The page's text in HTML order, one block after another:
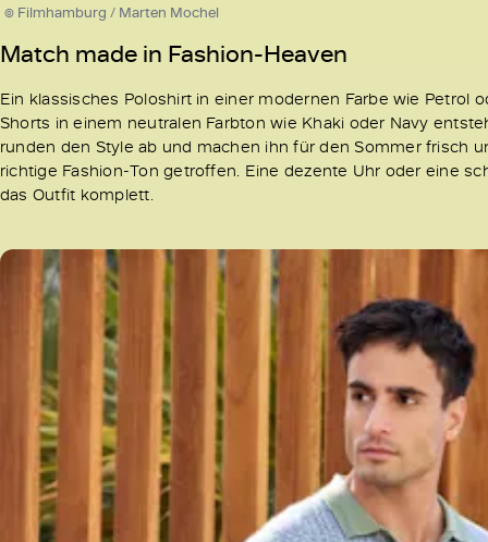
© Filmhamburg / Marten Mochel
Match made in Fashion-Heaven
Ein klassisches Poloshirt in einer modernen Farbe wie
Shorts in einem neutralen Farbton wie Khaki oder Navy
runden den Style ab und machen ihn für den Sommer frisch
richtige Fashion-Ton getroffen. Eine dezente Uhr oder eine
das Outfit komplett.